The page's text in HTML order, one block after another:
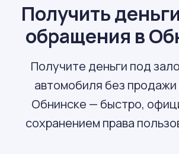
Получить
обращения в
Получите деньги под
автомобиля без
Обнинске — быстро,
сохранением права